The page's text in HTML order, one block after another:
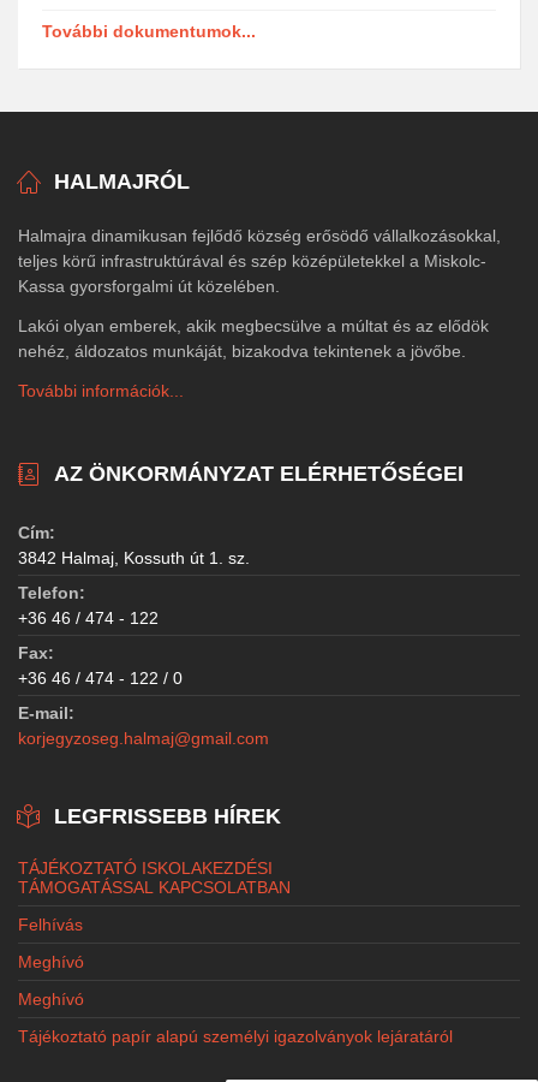
További dokumentumok...
HALMAJRÓL
Halmajra dinamikusan fejlődő község erősödő vállalkozásokkal,
teljes körű infrastruktúrával és szép középületekkel a Miskolc-
Kassa gyorsforgalmi út közelében.
Lakói olyan emberek, akik megbecsülve a múltat és az elődök
nehéz, áldozatos munkáját, bizakodva tekintenek a jövőbe.
További információk...
AZ ÖNKORMÁNYZAT ELÉRHETŐSÉGEI
Cím:
3842 Halmaj, Kossuth út 1. sz.
Telefon:
+36 46 / 474 - 122
Fax:
+36 46 / 474 - 122 / 0
E-mail:
korjegyzoseg.halmaj@gmail.com
LEGFRISSEBB HÍREK
TÁJÉKOZTATÓ ISKOLAKEZDÉSI
TÁMOGATÁSSAL KAPCSOLATBAN
Felhívás
Meghívó
Meghívó
Tájékoztató papír alapú személyi igazolványok lejáratáról